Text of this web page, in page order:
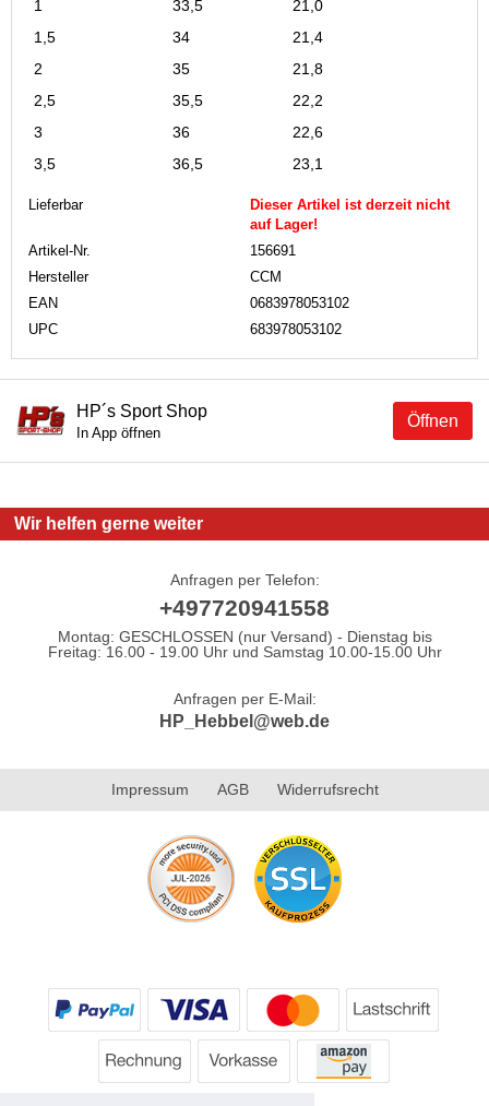
1
33,5
21,0
1,5
34
21,4
2
35
21,8
2,5
35,5
22,2
3
36
22,6
3,5
36,5 23,1
Lieferbar
Dieser Artikel ist derzeit nicht
auf Lager!
Artikel-Nr.
156691
Hersteller
CCM
EAN
0683978053102
UPC
683978053102
Öffnen
HP´s Sport Shop
In App öffnen
Wir helfen gerne weiter
Anfragen per Telefon:
+497720941558
Montag: GESCHLOSSEN (nur Versand) - Dienstag bis
Freitag: 16.00 - 19.00 Uhr und Samstag 10.00-15.00 Uhr
Anfragen per E-Mail:
HP_Hebbel@web.de
Impressum AGB Widerrufsrecht